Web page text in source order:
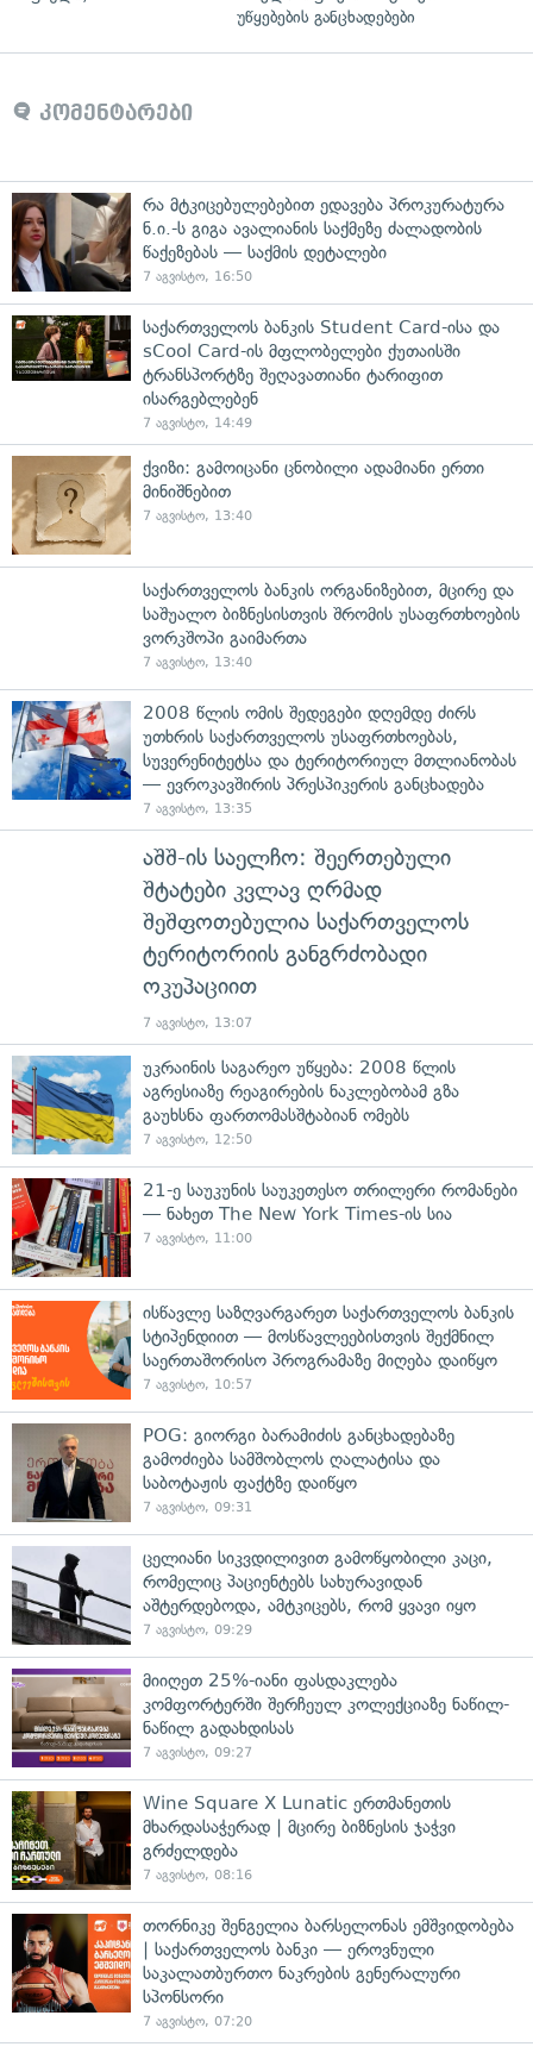
უწყებების განცხადებები
კომენტარები
რა მტკიცებულებებით ედავება პროკურატურა
ნ.ი.-ს გიგა ავალიანის საქმეზე ძალადობის
წაქეზებას — საქმის დეტალები
7 აგვისტო, 16:50
საქართველოს ბანკის Student Card-ისა და
sCool Card-ის მფლობელები ქუთაისში
ტრანსპორტზე შეღავათიანი ტარიფით
ისარგებლებენ
7 აგვისტო, 14:49
ქვიზი: გამოიცანი ცნობილი ადამიანი ერთი
მინიშნებით
7 აგვისტო, 13:40
საქართველოს ბანკის ორგანიზებით, მცირე და
საშუალო ბიზნესისთვის შრომის უსაფრთხოების
ვორკშოპი გაიმართა
7 აგვისტო, 13:40
2008 წლის ომის შედეგები დღემდე ძირს
უთხრის საქართველოს უსაფრთხოებას,
სუვერენიტეტსა და ტერიტორიულ მთლიანობას
— ევროკავშირის პრესპიკერის განცხადება
7 აგვისტო, 13:35
აშშ-ის საელჩო: შეერთებული
შტატები კვლავ ღრმად
შეშფოთებულია საქართველოს
ტერიტორიის განგრძობადი
ოკუპაციით
7 აგვისტო, 13:07
უკრაინის საგარეო უწყება: 2008 წლის
აგრესიაზე რეაგირების ნაკლებობამ გზა
გაუხსნა ფართომასშტაბიან ომებს
7 აგვისტო, 12:50
21-ე საუკუნის საუკეთესო თრილერი რომანები
— ნახეთ The New York Times-ის სია
7 აგვისტო, 11:00
ისწავლე საზღვარგარეთ საქართველოს ბანკის
სტიპენდიით — მოსწავლეებისთვის შექმნილ
საერთაშორისო პროგრამაზე მიღება დაიწყო
7 აგვისტო, 10:57
POG: გიორგი ბარამიძის განცხადებაზე
გამოძიება სამშობლოს ღალატისა და
საბოტაჟის ფაქტზე დაიწყო
7 აგვისტო, 09:31
ცელიანი სიკვდილივით გამოწყობილი კაცი,
რომელიც პაციენტებს სახურავიდან
აშტერდებოდა, ამტკიცებს, რომ ყვავი იყო
7 აგვისტო, 09:29
მიიღეთ 25%-იანი ფასდაკლება
კომფორტერში შერჩეულ კოლექციაზე ნაწილ-
ნაწილ გადახდისას
7 აგვისტო, 09:27
Wine Square X Lunatic ერთმანეთის
მხარდასაჭერად | მცირე ბიზნესის ჯაჭვი
გრძელდება
7 აგვისტო, 08:16
თორნიკე შენგელია ბარსელონას ემშვიდობება
| საქართველოს ბანკი — ეროვნული
საკალათბურთო ნაკრების გენერალური
სპონსორი
7 აგვისტო, 07:20